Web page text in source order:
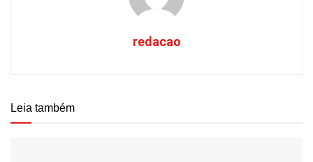
redacao
Leia também